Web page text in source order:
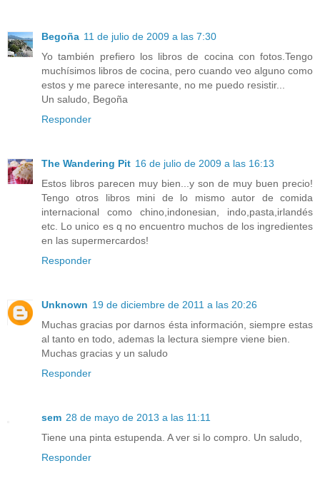
Begoña 11 de julio de 2009 a las 7:30
Yo también prefiero los libros de cocina con fotos.Tengo
muchísimos libros de cocina, pero cuando veo alguno como
estos y me parece interesante, no me puedo resistir...
Un saludo, Begoña
Responder
The Wandering Pit 16 de julio de 2009 a las 16:13
Estos libros parecen muy bien...y son de muy buen precio!
Tengo otros libros mini de lo mismo autor de comida
internacional como chino,indonesian, indo,pasta,irlandés
etc. Lo unico es q no encuentro muchos de los ingredientes
en las supermercardos!
Responder
Unknown 19 de diciembre de 2011 a las 20:26
Muchas gracias por darnos ésta información, siempre estas
al tanto en todo, ademas la lectura siempre viene bien.
Muchas gracias y un saludo
Responder
sem 28 de mayo de 2013 a las 11:11
Tiene una pinta estupenda. A ver si lo compro. Un saludo,
Responder